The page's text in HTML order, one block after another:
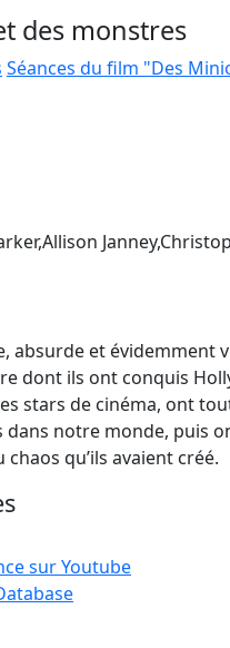
des monstres
Séances du film "Des
absurde et évidemment
dont ils ont conquis
stars de cinéma, ont
dans notre monde, puis
qu’ils avaient créé.
sur Youtube